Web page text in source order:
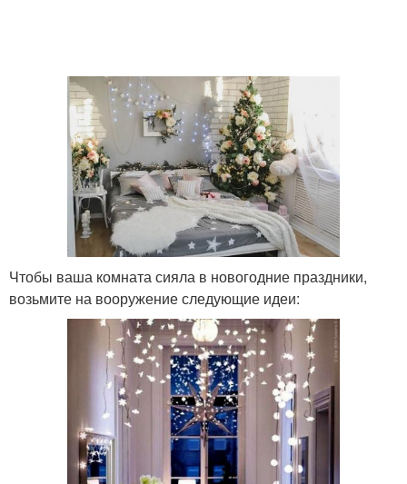
Чтобы ваша комната сияла в новогодние праздники,
возьмите на вооружение следующие идеи: